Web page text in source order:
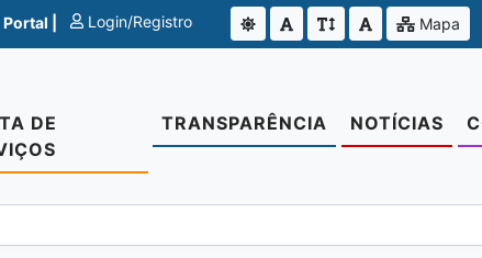
| Login/Registro Mapa
DE
TRANSPARÊNCIA NOTÍCIAS